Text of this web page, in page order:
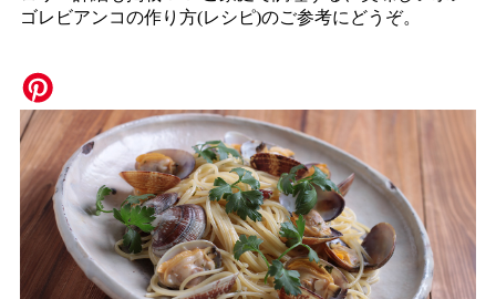
ゴレビアンコの作り方(レシピ)のご参考にどうぞ。